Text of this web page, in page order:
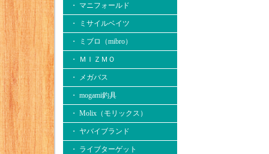
・ マニフォールド
・ ミサイルベイツ
・ ミブロ（mibro）
・ ＭＩＺＭＯ
・ メガバス
・ mogami釣具
・ Molix（モリックス）
・ ヤバイブランド
・ ライブターゲット